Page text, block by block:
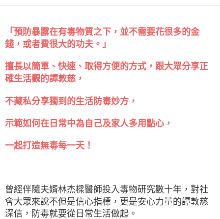
「預防暴露在有毒物質之下，並不需要花很多的金
錢，或者費很大的功夫。」
擅長以簡單、快速、取得方便的方式，跟大眾分享正
確生活觀的譚敦慈，
不藏私分享獨到的生活防毒妙方，
示範如何在日常中為自己及家人多用點心，
一起打造無毒每一天！
曾經伴隨夫婿林杰樑醫師投入毒物研究數十年，對社
會大眾來說不但是信心指標，更是安心力量的譚敦慈
深信，防毒就要從日常生活做起。